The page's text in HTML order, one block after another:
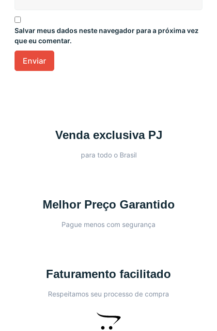
Salvar meus dados neste navegador para a próxima vez
que eu comentar.
Venda exclusiva PJ
para todo o Brasil
Melhor Preço Garantido
Pague menos com segurança
Faturamento facilitado
Respeitamos seu processo de compra